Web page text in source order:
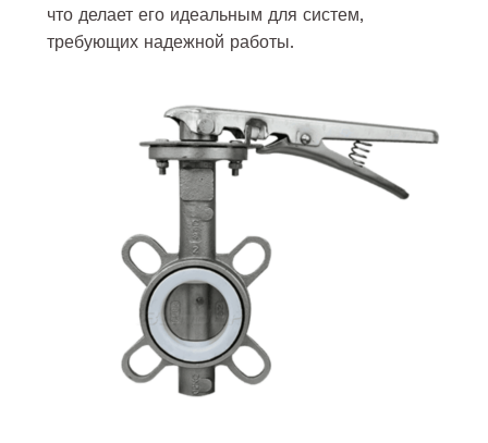
что делает его идеальным для систем,
требующих надежной работы.